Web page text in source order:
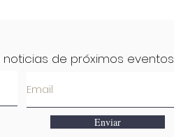
de próximos eventos
Enviar